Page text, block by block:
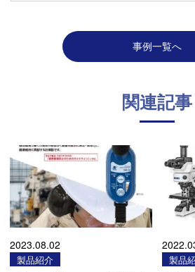
事例一覧へ
関連記事
2023.08.02
製品紹介 製品